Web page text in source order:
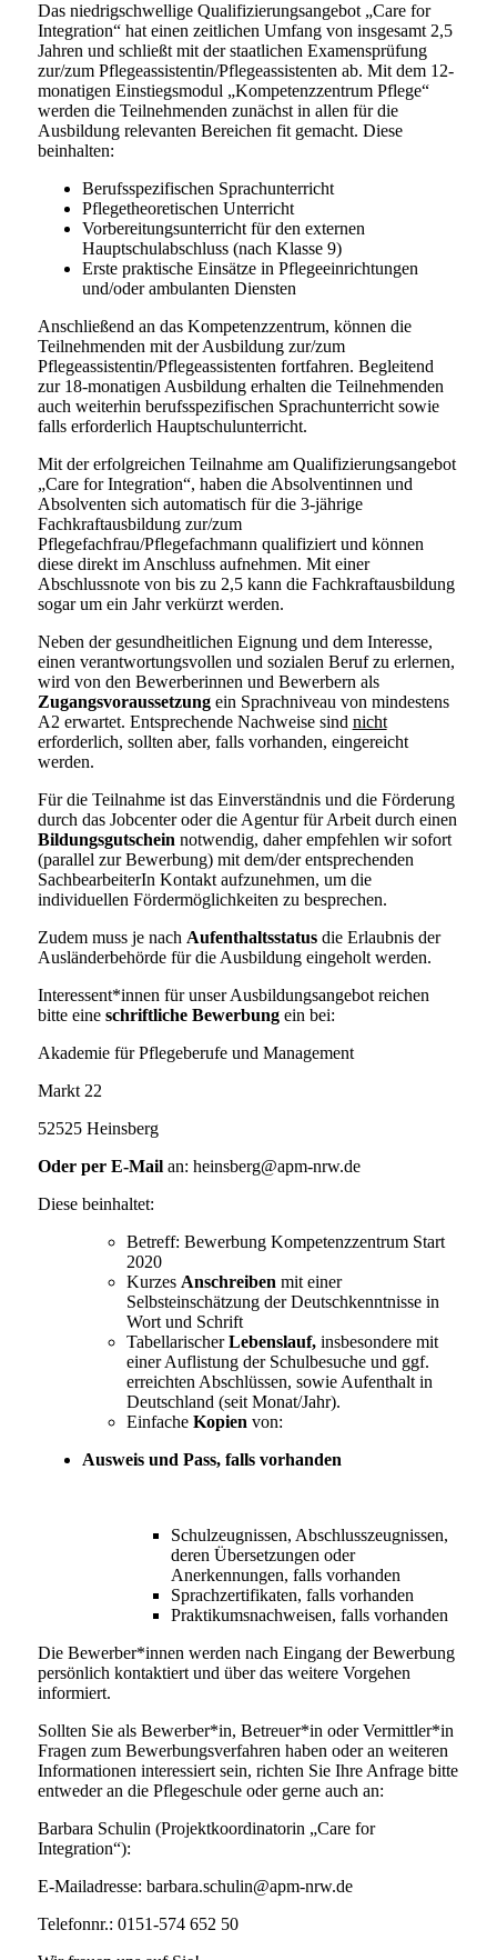
Das niedrigschwellige Qualifizierungsangebot „Care for
Integration“ hat einen zeitlichen Umfang von insgesamt 2,5
Jahren und schließt mit der staatlichen Examensprüfung
zur/zum Pflegeassistentin/Pflegeassistenten ab. Mit dem 12-
monatigen Einstiegsmodul „Kompetenzzentrum Pflege“
werden die Teilnehmenden zunächst in allen für die
Ausbildung relevanten Bereichen fit gemacht. Diese
beinhalten:
Berufsspezifischen Sprachunterricht
Pflegetheoretischen Unterricht
Vorbereitungsunterricht für den externen
Hauptschulabschluss (nach Klasse 9)
Erste praktische Einsätze in Pflegeeinrichtungen
und/oder ambulanten Diensten
Anschließend an das Kompetenzzentrum, können die
Teilnehmenden mit der Ausbildung zur/zum
Pflegeassistentin/Pflegeassistenten fortfahren. Begleitend
zur 18-monatigen Ausbildung erhalten die Teilnehmenden
auch weiterhin berufsspezifischen Sprachunterricht sowie
falls erforderlich Hauptschulunterricht.
Mit der erfolgreichen Teilnahme am Qualifizierungsangebot
„Care for Integration“, haben die Absolventinnen und
Absolventen sich automatisch für die 3-jährige
Fachkraftausbildung zur/zum
Pflegefachfrau/Pflegefachmann qualifiziert und können
diese direkt im Anschluss aufnehmen. Mit einer
Abschlussnote von bis zu 2,5 kann die Fachkraftausbildung
sogar um ein Jahr verkürzt werden.
Neben der gesundheitlichen Eignung und dem Interesse,
einen verantwortungsvollen und sozialen Beruf zu erlernen,
wird von den Bewerberinnen und Bewerbern als
Zugangsvoraussetzung ein Sprachniveau von mindestens
A2 erwartet. Entsprechende Nachweise sind nicht
erforderlich, sollten aber, falls vorhanden, eingereicht
werden.
Für die Teilnahme ist das Einverständnis und die Förderung
durch das Jobcenter oder die Agentur für Arbeit durch einen
Bildungsgutschein notwendig, daher empfehlen wir sofort
(parallel zur Bewerbung) mit dem/der entsprechenden
SachbearbeiterIn Kontakt aufzunehmen, um die
individuellen Fördermöglichkeiten zu besprechen.
Zudem muss je nach Aufenthaltsstatusdie Erlaubnis der
Ausländerbehörde für die Ausbildung eingeholt werden.
Interessent*innen für unser Ausbildungsangebot reichen
bitte eine schriftliche Bewerbungein bei:
Akademie für Pflegeberufe und Management
Markt 22
52525 Heinsberg
Oder per E-Mailan: heinsberg@apm-nrw.de
Diese beinhaltet:
Betreff: Bewerbung Kompetenzzentrum Start
2020
Kurzes Anschreiben mit einer
Selbsteinschätzung der Deutschkenntnisse in
Wort und Schrift
TabellarischerLebenslauf,insbesondere mit
einer Auflistung der Schulbesuche und ggf.
erreichten Abschlüssen, sowie Aufenthalt in
Deutschland (seit Monat/Jahr).
Einfache Kopien von:
Ausweis und Pass, falls vorhanden
Schulzeugnissen, Abschlusszeugnissen,
deren Übersetzungen oder
Anerkennungen, falls vorhanden
Sprachzertifikaten, falls vorhanden
Praktikumsnachweisen, falls vorhanden
Die Bewerber*innen werden nach Eingang der Bewerbung
persönlich kontaktiert und über das weitere Vorgehen
informiert.
Sollten Sie als Bewerber*in, Betreuer*in oder Vermittler*in
Fragen zum Bewerbungsverfahren haben oder an weiteren
Informationen interessiert sein, richten Sie Ihre Anfrage bitte
entweder an die Pflegeschule oder gerne auch an:
Barbara Schulin (Projektkoordinatorin „Care for
Integration“):
E-Mailadresse: barbara.schulin@apm-nrw.de
Telefonnr.: 0151-574 652 50